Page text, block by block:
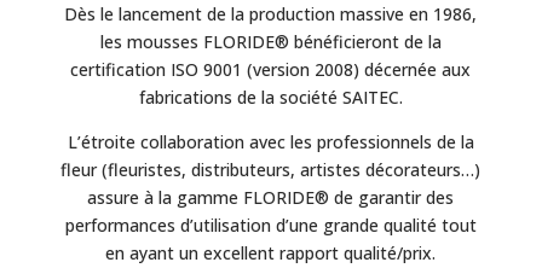
Dès le lancement de la production massive en 1986,
les mousses FLORIDE® bénéficieront de la
certification ISO 9001 (version 2008) décernée aux
fabrications de la société SAITEC.
L’étroite collaboration avec les professionnels de la
fleur (fleuristes, distributeurs, artistes décorateurs…)
assure à la gamme FLORIDE® de garantir des
performances d’utilisation d’une grande qualité tout
en ayant un excellent rapport qualité/prix.